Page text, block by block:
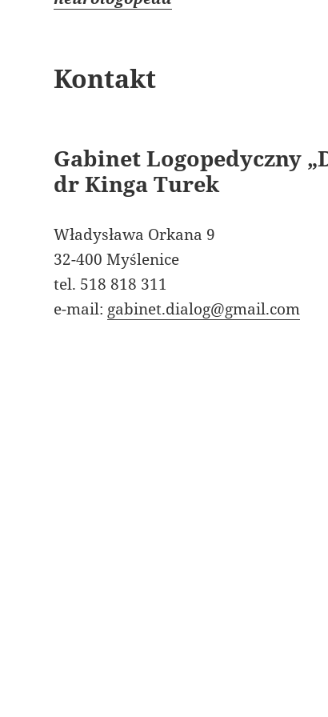
Kontakt
Gabinet Logopedyczny
dr Kinga Turek
Władysława Orkana 9
32-400 Myślenice
tel. 518 818 311
e-mail: gabinet.dialog@gmail.com